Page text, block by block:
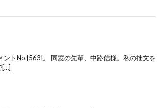
トNo.[563]。 同窓の先輩、中路信様。私の拙文を
[…]